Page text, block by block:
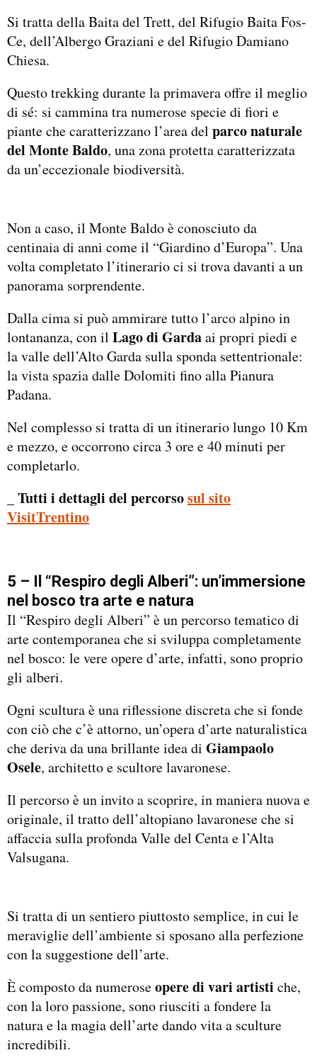
Si tratta della Baita del Trett, del Rifugio Baita Fos-
Ce, dell’Albergo Graziani e del Rifugio Damiano
Chiesa.
Questo trekking durante la primavera offre il meglio
di sé: si cammina tra numerose specie di fiori e
piante che caratterizzano l’area del parco naturale
del Monte Baldo, una zona protetta caratterizzata
da un’eccezionale biodiversità.
Non a caso, il Monte Baldo è conosciuto da
centinaia di anni come il “Giardino d’Europa”. Una
volta completato l’itinerario ci si trova davanti a un
panorama sorprendente.
Dalla cima si può ammirare tutto l’arco alpino in
lontananza, con il Lago di Gardaai propri piedi e
la valle dell’Alto Garda sulla sponda settentrionale:
la vista spazia dalle Dolomiti fino alla Pianura
Padana.
Nel complesso si tratta di un itinerario lungo 10 Km
e mezzo, e occorrono circa 3 ore e 40 minuti per
completarlo.
_ Tutti i dettagli del percorsosul sito
VisitTrentino
5 – Il “Respiro degli Alberi”: un’immersione
nel bosco tra arte e natura
Il “Respiro degli Alberi” è un percorso tematico di
arte contemporanea che si sviluppa completamente
nel bosco: le vere opere d’arte, infatti, sono proprio
gli alberi.
Ogni scultura è una riflessione discreta che si fonde
con ciò che c’è attorno, un’opera d’arte naturalistica
che deriva da una brillante idea di Giampaolo
Osele, architetto e scultore lavaronese.
Il percorso è un invito a scoprire, in maniera nuova e
originale, il tratto dell’altopiano lavaronese che si
affaccia sulla profonda Valle del Centa e l’Alta
Valsugana.
Si tratta di un sentiero piuttosto semplice, in cui le
meraviglie dell’ambiente si sposano alla perfezione
con la suggestione dell’arte.
È composto da numeroseopere di vari artisti che,
con la loro passione, sono riusciti a fondere la
natura e la magia dell’arte dando vita a sculture
incredibili.